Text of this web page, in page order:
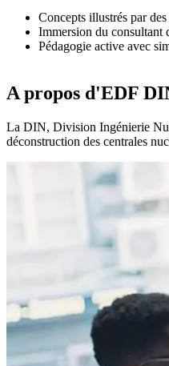
Concepts illustrés par
Immersion du consultant
Pédagogie active avec
A propos d'EDF
La DIN, Division Ingénierie
déconstruction des centrales